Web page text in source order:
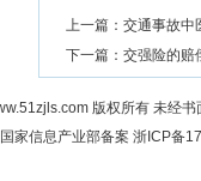
上一篇： 交通事故中
下一篇： 交强险的赔
版权所有 未经
国家信息产业部备案 浙ICP备